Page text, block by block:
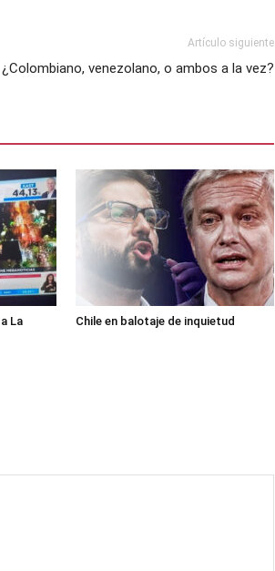
Artículo siguiente
¿Colombiano, venezolano, o ambos a la vez?
La
Chile en balotaje de inquietud